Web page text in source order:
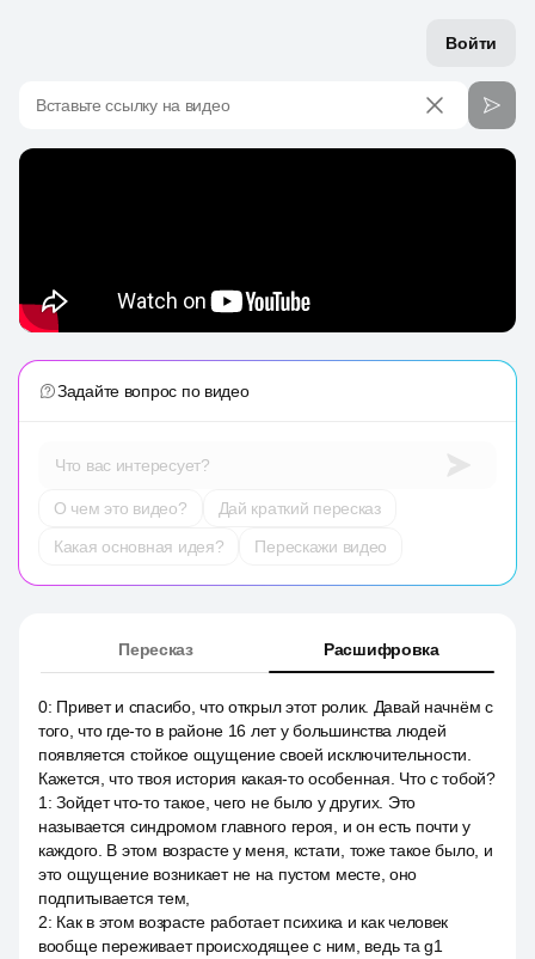
Войти
Вставьте ссылку на видео
Задайте вопрос по видео
Что вас интересует?
О чем это видео?
Дай краткий пересказ
Какая основная идея?
Перескажи видео
Пересказ Расшифровка
0: Привет и спасибо, что открыл этот ролик. Давай начнём с
того, что где-то в районе 16 лет у большинства людей
появляется стойкое ощущение своей исключительности.
Кажется, что твоя история какая-то особенная. Что с тобой?
1 :Зойдет что-то такое, чего не было у других. Это
называется синдромом главного героя, и он есть почти у
каждого. В этом возрасте у меня, кстати, тоже такое было, и
это ощущение возникает не на пустом месте, оно
подпитывается тем,
2: Как в этом возрасте работает психика и как человек
вообще переживает происходящее с ним, ведь та g1